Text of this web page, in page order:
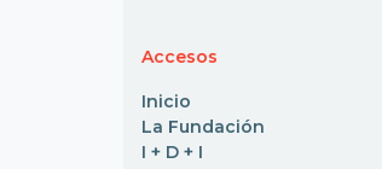
Accesos
Inicio
La Fundación
I + D + I